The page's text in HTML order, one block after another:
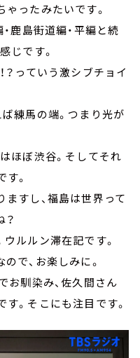
ったみたいです。
鹿島街道編・平編と続
じです。
？っていう激シブチョイ
練馬の端。つまり光が
ほぼ渋谷。そしてそれ
。
すし、福島は世界って
ルルン滞在記です。
で、お楽しみに。
お馴染み、佐久間さん
。そこにも注目です。